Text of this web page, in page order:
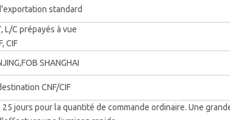
standard
L/C prépayés à vue
CIF
SHANGHAI
CNF/CIF
25 jours pour la quantité de commande ordinaire. Une